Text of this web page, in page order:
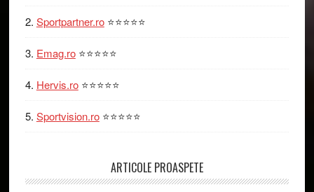
Sportpartner.ro⭐⭐⭐⭐⭐
Emag.ro⭐⭐⭐⭐⭐
Hervis.ro⭐⭐⭐⭐⭐
Sportvision.ro⭐⭐⭐⭐⭐
ARTICOLE PROASPETE